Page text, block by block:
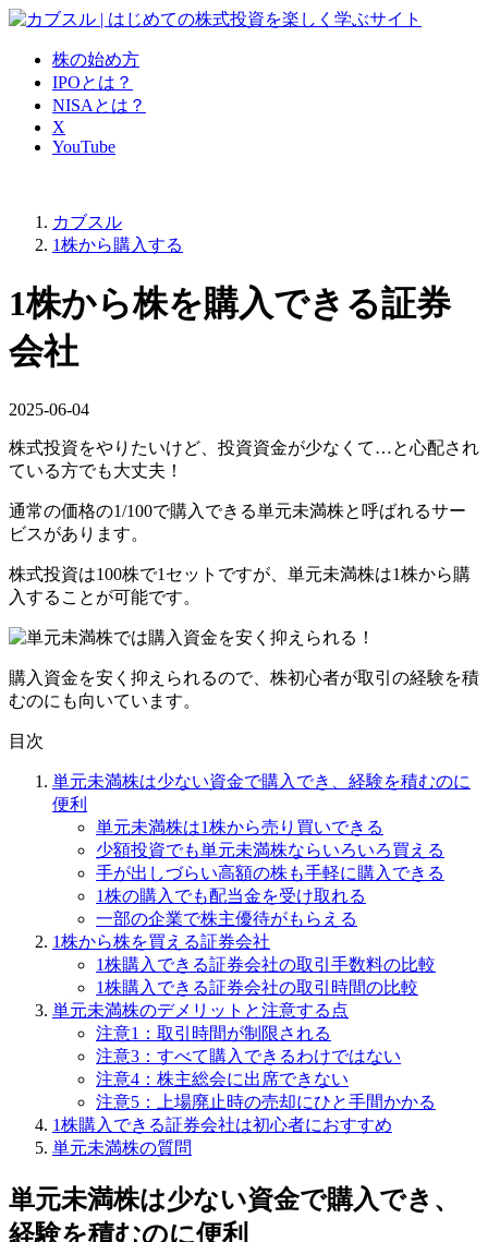
株の始め方
IPOとは？
NISAとは？
X
YouTube
カブスル
1株から購入する
1株から株を購入できる証券
会社
2025-06-04
株式投資をやりたいけど、投資資金が少なくて…と心配され
ている方でも大丈夫！
通常の価格の1/100で購入できる単元未満株と呼ばれるサー
ビスがあります。
株式投資は100株で1セットですが、 単元未満株は1株から購
入することが可能です。
購入資金を安く抑えられるので、株初心者が取引の経験を積
むのにも向いています。
目次
単元未満株は少ない資金で購入でき、経験を積むのに
便利
単元未満株は1株から売り買いできる
少額投資でも単元未満株ならいろいろ買える
手が出しづらい高額の株も手軽に購入できる
1株の購入でも配当金を受け取れる
一部の企業で株主優待がもらえる
1株から株を買える証券会社
1株購入できる証券会社の取引手数料の比較
1株購入できる証券会社の取引時間の比較
単元未満株のデメリットと注意する点
注意1：取引時間が制限される
注意3：すべて購入できるわけではない
注意4：株主総会に出席できない
注意5：上場廃止時の売却にひと手間かかる
1株購入できる証券会社は初心者におすすめ
単元未満株の質問
単元未満株は少ない資金で購入でき、
経験を積むのに便利